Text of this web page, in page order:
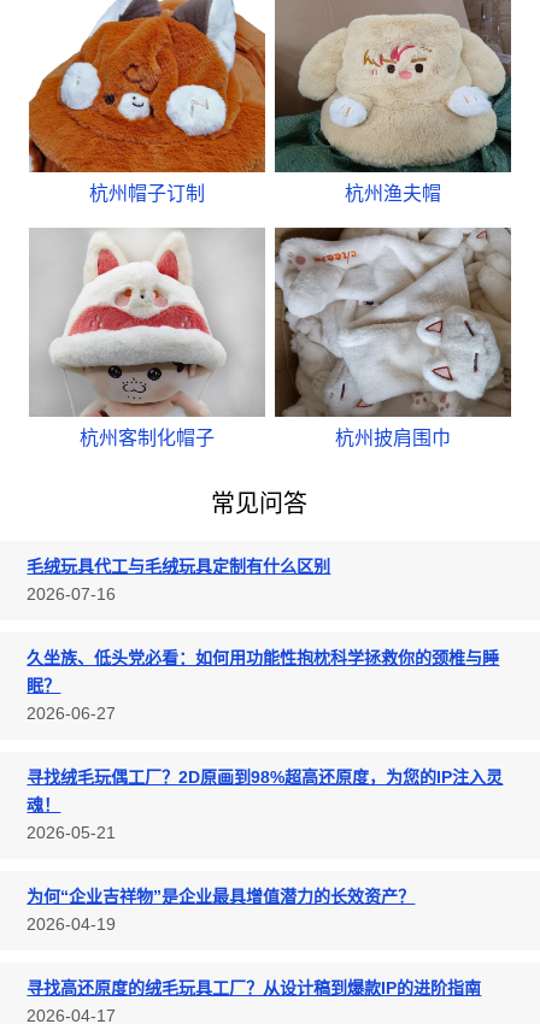
杭州帽子订制 杭州渔夫帽
杭州客制化帽子 杭州披肩围巾
常见问答
毛绒玩具代工与毛绒玩具定制有什么区别
2026-07-16
久坐族、低头党必看：如何用功能性抱枕科学拯救你的颈椎与睡
眠？
2026-06-27
寻找绒毛玩偶工厂？2D原画到98%超高还原度，为您的IP注入灵
魂！
2026-05-21
为何“企业吉祥物”是企业最具增值潜力的长效资产？
2026-04-19
寻找高还原度的绒毛玩具工厂？从设计稿到爆款IP的进阶指南
2026-04-17